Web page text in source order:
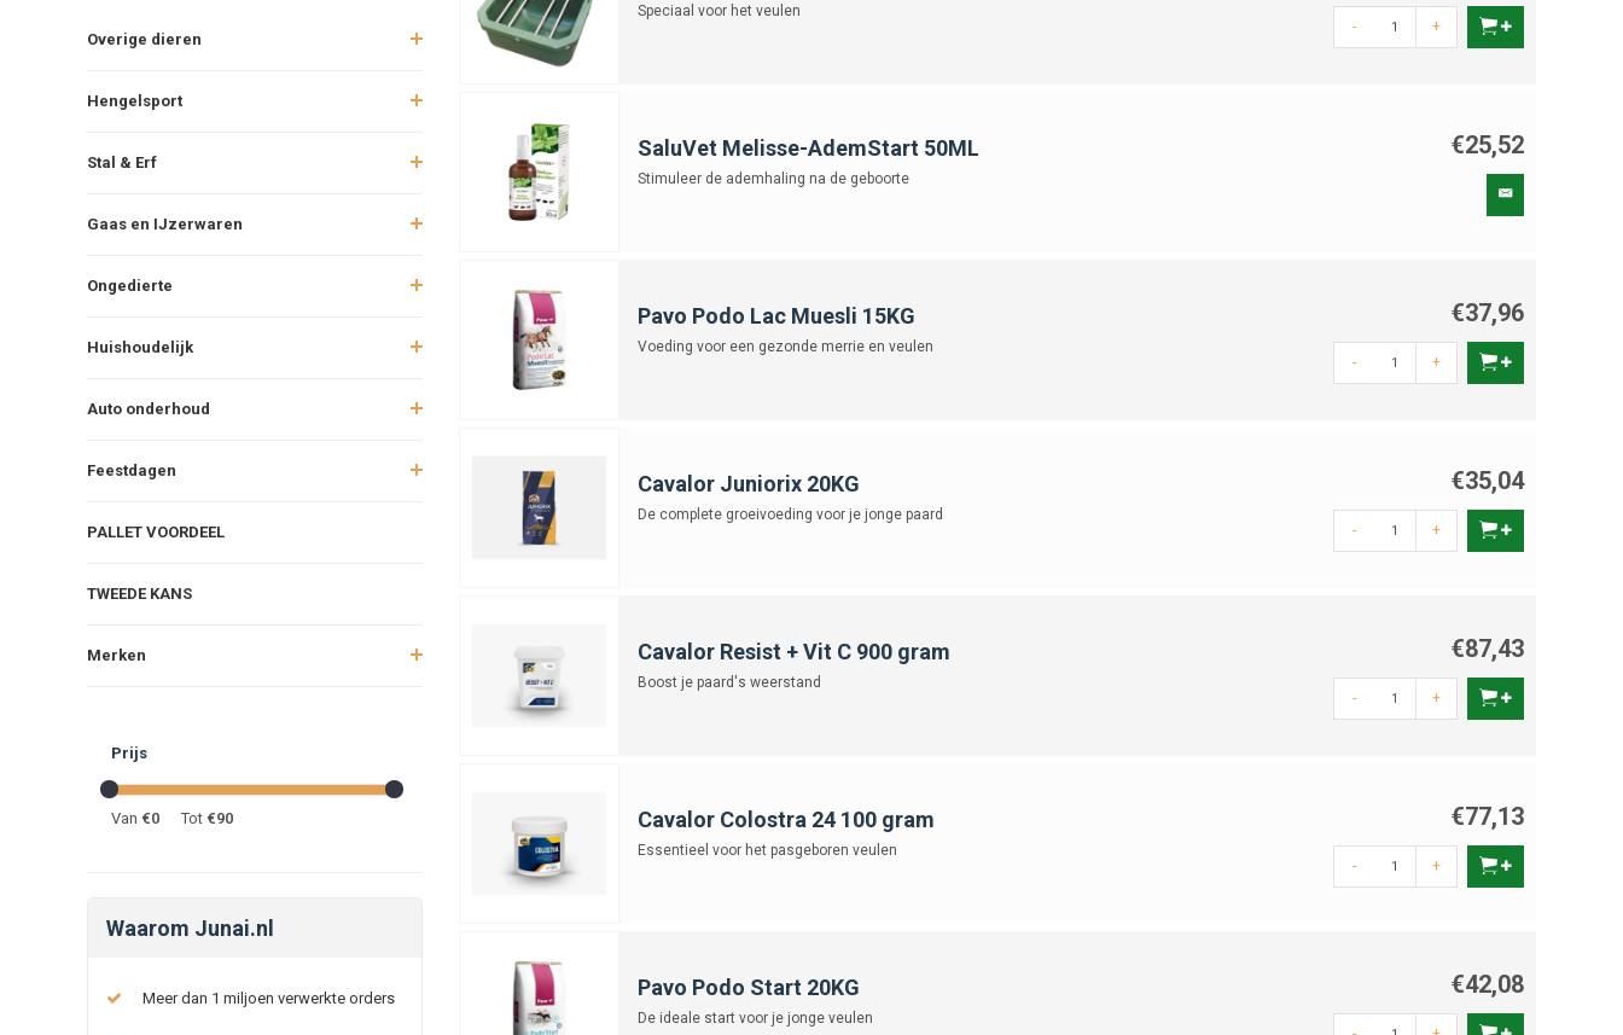
Overige dieren
Hengelsport
Stal & Erf
Gaas en IJzerwaren
Ongedierte
Huishoudelijk
Auto onderhoud
Feestdagen
PALLET VOORDEEL
TWEEDE KANS
Merken
Prijs
Van €0 Tot €90
Waarom Junai.nl
Meer dan 1 miljoen verwerkte orders
Speciaal voor het veulen
- +
SaluVet Melisse-AdemStart 50ML
Stimuleer de ademhaling na de geboorte
€25,52
Pavo Podo Lac Muesli 15KG
Voeding voor een gezonde merrie en veulen
€37,96
- +
Cavalor Juniorix 20KG
De complete groeivoeding voor je jonge paard
€35,04
- +
Cavalor Resist + Vit C 900 gram
Boost je paard's weerstand
€87,43
- +
Cavalor Colostra 24 100 gram
Essentieel voor het pasgeboren veulen
€77,13
- +
Pavo Podo Start 20KG
De ideale start voor je jonge veulen
€42,08